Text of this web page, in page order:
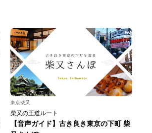
東京柴又
柴又の王道ルート
【音声ガイド】古き良き東京の下町 柴